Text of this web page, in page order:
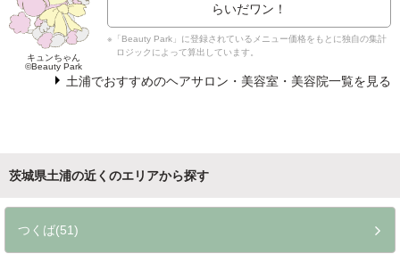
キュンちゃん
©Beauty Park
らいだワン！
※「Beauty Park」に登録されているメニュー価格をもとに独自の集計
ロジックによって算出しています。
土浦でおすすめのヘアサロン・美容室・美容院一覧を見る
茨城県土浦の近くのエリアから探す
つくば(51)